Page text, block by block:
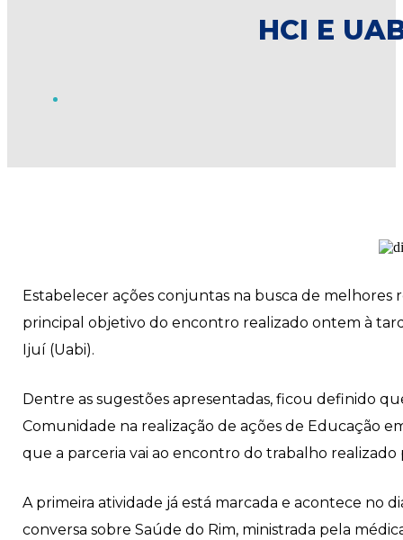
HCI E
Estabelecer ações conjuntas na busca de
principal objetivo do encontro realizado ontem à
Ijuí (Uabi).
Dentre as sugestões apresentadas, ficou definido
Comunidade na realização de ações de Educação
que a parceria vai ao encontro do trabalho
A primeira atividade já está marcada e acontece no
conversa sobre Saúde do Rim, ministrada pela